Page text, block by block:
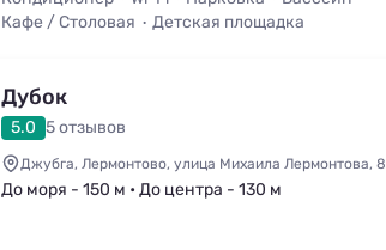
Кафе / Столовая
Детская площадка
Дубок
5.0 5 отзывов
Джубга, Лермонтово, улица Михаила Лермонтова, 8
До моря - 150 м • До центра - 130 м